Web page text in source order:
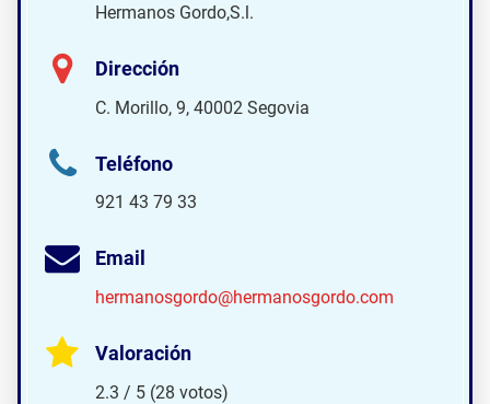
Hermanos Gordo,S.l.
Dirección
C. Morillo, 9, 40002 Segovia
Teléfono
921 43 79 33
Email
hermanosgordo@hermanosgordo.com
Valoración
2.3 / 5 (28 votos)